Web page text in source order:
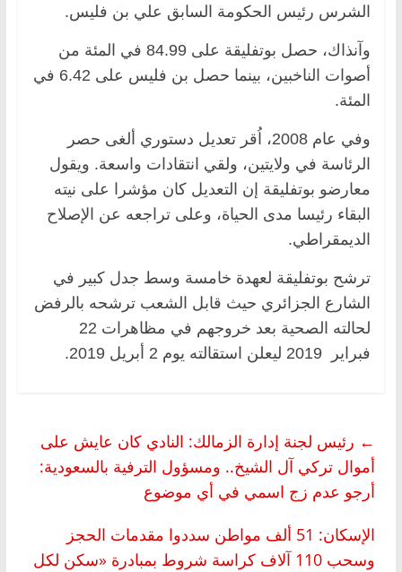
الشرس رئيس الحكومة السابق علي بن فليس.
وآنذاك، حصل بوتفليقة على 84.99 في المئة من
أصوات الناخبين، بينما حصل بن فليس على 6.42 في
المئة.
وفي عام 2008، اُقر تعديل دستوري ألغى حصر
الرئاسة في ولايتين، ولقي انتقادات واسعة. ويقول
معارضو بوتفليقة إن التعديل كان مؤشرا على نيته
البقاء رئيسا مدى الحياة، وعلى تراجعه عن الإصلاح
الديمقراطي.
ترشح بوتفليقة لعهدة خامسة وسط جدل كبير في
الشارع الجزائري حيث قابل الشعب ترشحه بالرفض
لحالته الصحية بعد خروجهم في مظاهرات 22
فبراير 2019 ليعلن استقالته يوم 2 أبريل 2019.
← رئيس لجنة إدارة الزمالك: النادي كان عايش على
أموال تركي آل الشيخ.. ومسؤول الترفية بالسعودية:
أرجو عدم زج اسمي في أي موضوع
الإسكان: 51 ألف مواطن سددوا مقدمات الحجز
وسحب 110 آلاف كراسة شروط بمبادرة «سكن لكل